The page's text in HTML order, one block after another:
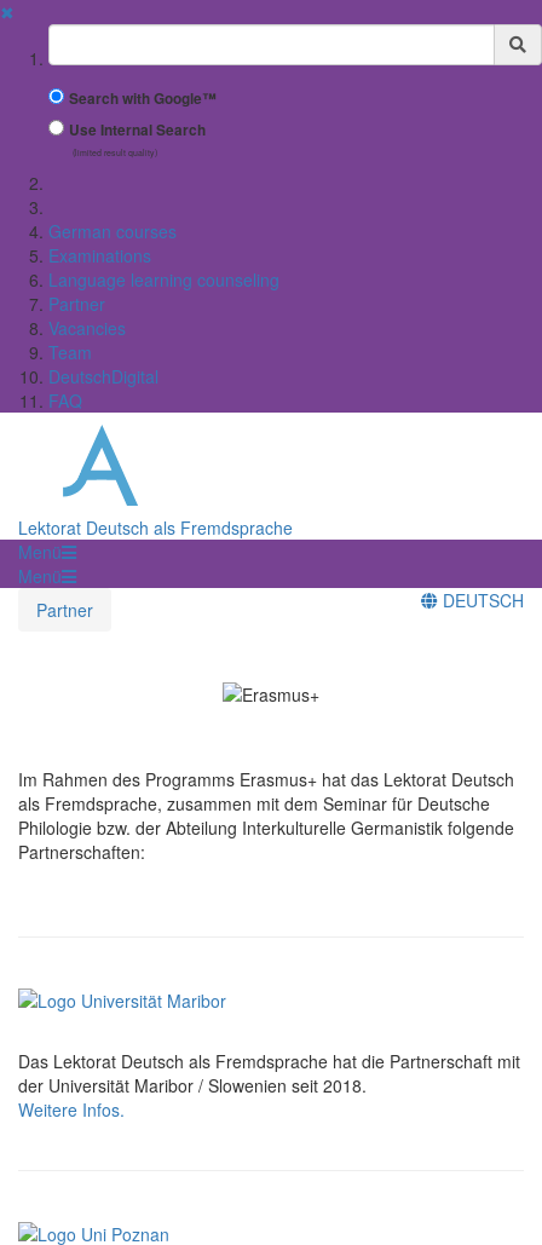
✖
Suchbegriff
Search with Google™
Use Internal Search
(limited result quality)
German courses
Examinations
Language learning counseling
Partner
Vacancies
Team
DeutschDigital
FAQ
Lektorat Deutsch als Fremdsprache
Menü
Menü
Partner
DEUTSCH
Im Rahmen des Programms Erasmus+ hat das Lektorat Deutsch
als Fremdsprache, zusammen mit dem Seminar für Deutsche
Philologie bzw. der Abteilung Interkulturelle Germanistik folgende
Partnerschaften:
Das Lektorat Deutsch als Fremdsprache hat die Partnerschaft mit
der Universität Maribor / Slowenien seit 2018.
Weitere Infos.